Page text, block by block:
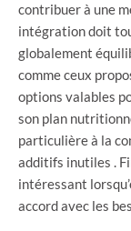
contribuer à une
intégration doit
globalement
comme ceux
options valables
son plan
particulière à la
additifs inutiles .
intéressant
accord avec les